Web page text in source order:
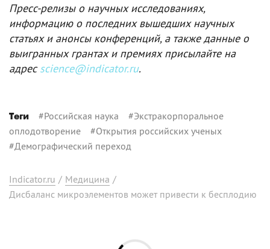
Пресс-релизы о научных исследованиях,
информацию о последних вышедших научных
статьях и анонсы конференций, а также данные о
выигранных грантах и премиях присылайте на
адресscience@indicator.ru.
Теги #Российская наука #Экстракорпоральное
оплодотворение #Открытия российских ученых
#Демографический переход
Indicator.ru / Медицина /
Дисбаланс микроэлементов может привести к бесплодию